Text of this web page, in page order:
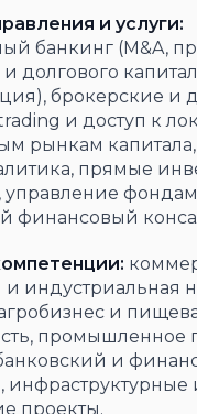
и услуги:
банкинг (M&A,
долгового
брокерские и
trading и доступ к
рынкам
прямые
управление
финансовый
и индустриальная
и
промышленное
и
инфраструктурные
проекты.